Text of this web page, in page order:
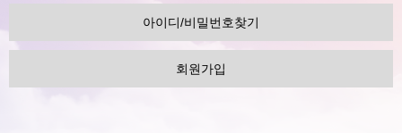
아이디/비밀번호찾기
회원가입